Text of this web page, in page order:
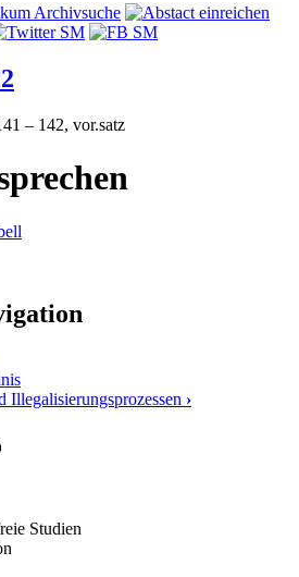
– 142, vor.satz
Illegalisierungsprozessen ›
Studien